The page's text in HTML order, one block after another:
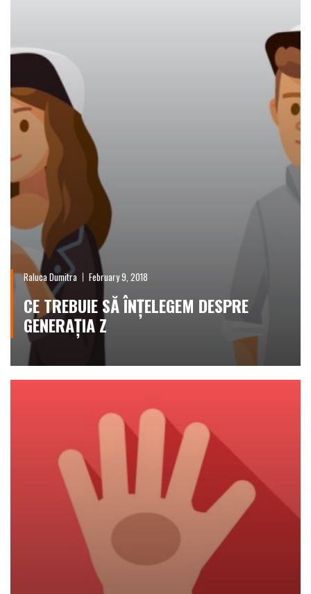
Raluca Dumitra February 9, 2018
CE TREBUIE SĂ ÎNȚELEGEM DESPRE
GENERAȚIA Z